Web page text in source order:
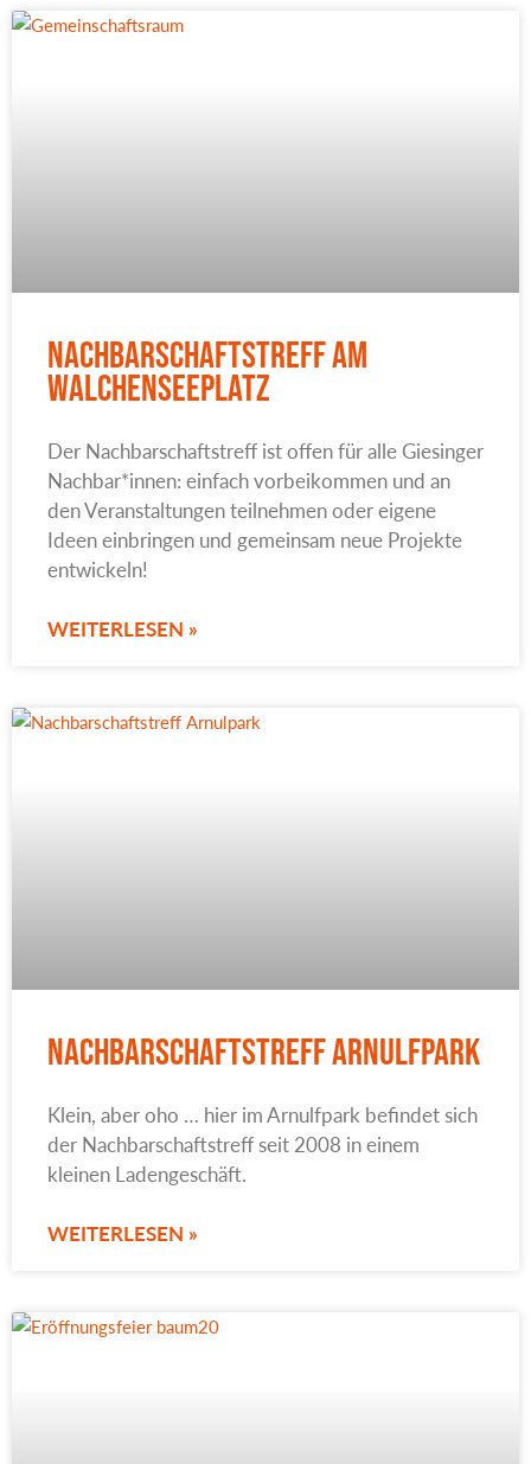
Nachbarschaftstreff am
Walchenseeplatz
Der Nachbarschaftstreff ist offen für alle Giesinger
Nachbar*innen: einfach vorbeikommen und an
den Veranstaltungen teilnehmen oder eigene
Ideen einbringen und gemeinsam neue Projekte
entwickeln!
WEITERLESEN »
Nachbarschaftstreff Arnulfpark
Klein, aber oho … hier im Arnulfpark befindet sich
der Nachbarschaftstreff seit 2008 in einem
kleinen Ladengeschäft.
WEITERLESEN »